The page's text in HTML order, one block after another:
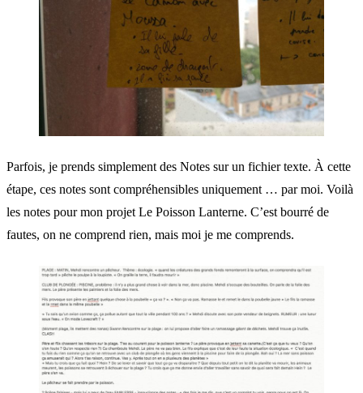
Parfois, je prends simplement des Notes sur un fichier texte. À cette
étape, ces notes sont compréhensibles uniquement … par moi. Voilà
les notes pour mon projet Le Poisson Lanterne. C’est bourré de
fautes, on ne comprend rien, mais moi je me comprends.